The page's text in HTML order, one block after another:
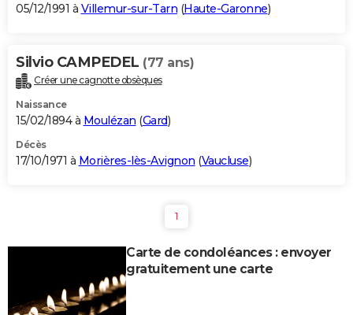
05/12/1991 à Villemur-sur-Tarn (Haute-Garonne)
Silvio CAMPEDEL (77 ans)
Créer une cagnotte obsèques
Naissance
15/02/1894 à Moulézan (Gard)
Décès
17/10/1971 à Morières-lès-Avignon (Vaucluse)
1
Carte de condoléances : envoyer
gratuitement une carte